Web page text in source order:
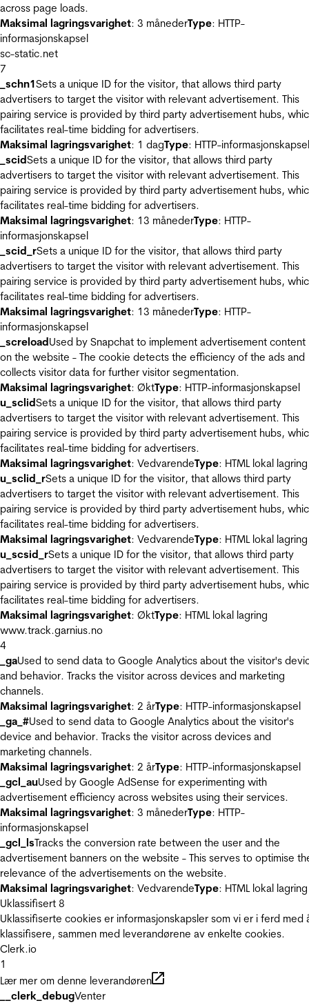
across page loads.
Maksimal lagringsvarighet: 3 månederType: HTTP-
informasjonskapsel
sc-static.net
7
_schn1Sets a unique ID for the visitor, that allows third party
advertisers to target the visitor with relevant advertisement. This
pairing service is provided by third party advertisement hubs,
facilitates real-time bidding for advertisers.
Maksimal lagringsvarighet: 1 dagType: HTTP-informasjonskapsel
_scidSets a unique ID for the visitor, that allows third party
advertisers to target the visitor with relevant advertisement. This
pairing service is provided by third party advertisement hubs,
facilitates real-time bidding for advertisers.
Maksimal lagringsvarighet: 13 månederType: HTTP-
informasjonskapsel
_scid_rSets a unique ID for the visitor, that allows third party
advertisers to target the visitor with relevant advertisement. This
pairing service is provided by third party advertisement hubs,
facilitates real-time bidding for advertisers.
Maksimal lagringsvarighet: 13 månederType: HTTP-
informasjonskapsel
_screloadUsed by Snapchat to implement advertisement content
on the website - The cookie detects the efficiency of the ads and
collects visitor data for further visitor segmentation.
Maksimal lagringsvarighet: ØktType: HTTP-informasjonskapsel
u_sclidSets a unique ID for the visitor, that allows third party
advertisers to target the visitor with relevant advertisement. This
pairing service is provided by third party advertisement hubs,
facilitates real-time bidding for advertisers.
Maksimal lagringsvarighet: VedvarendeType: HTML lokal lagring
u_sclid_rSets a unique ID for the visitor, that allows third party
advertisers to target the visitor with relevant advertisement. This
pairing service is provided by third party advertisement hubs,
facilitates real-time bidding for advertisers.
Maksimal lagringsvarighet: VedvarendeType: HTML lokal lagring
u_scsid_rSets a unique ID for the visitor, that allows third party
advertisers to target the visitor with relevant advertisement. This
pairing service is provided by third party advertisement hubs,
facilitates real-time bidding for advertisers.
Maksimal lagringsvarighet: ØktType: HTML lokal lagring
www.track.garnius.no
4
_gaUsed to send data to Google Analytics about the visitor's
and behavior. Tracks the visitor across devices and marketing
channels.
Maksimal lagringsvarighet: 2 årType: HTTP-informasjonskapsel
_ga_#Used to send data to Google Analytics about the visitor's
device and behavior. Tracks the visitor across devices and
marketing channels.
Maksimal lagringsvarighet: 2 årType: HTTP-informasjonskapsel
_gcl_auUsed by Google AdSense for experimenting with
advertisement efficiency across websites using their services.
Maksimal lagringsvarighet: 3 månederType: HTTP-
informasjonskapsel
_gcl_lsTracks the conversion rate between the user and the
advertisement banners on the website - This serves to optimise
relevance of the advertisements on the website.
Maksimal lagringsvarighet: VedvarendeType: HTML lokal lagring
Uklassifisert 8
Uklassifiserte cookies er informasjonskapsler som vi er i ferd med
klassifisere, sammen med leverandørene av enkelte cookies.
Clerk.io
1
Lær mer om denne leverandøren
__clerk_debugVenter